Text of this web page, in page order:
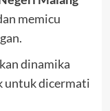
memicu
dinamika
untuk dicermati